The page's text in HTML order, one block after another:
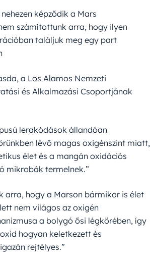
képződik a Mars
számítottunk arra, hogy ilyen
találjuk meg egy part
a Los Alamos Nemzeti
és Alkalmazási Csoportjának
lerakódások állandóan
lévő magas oxigénszint miatt,
élet és a mangán oxidációs
mikrobák termelnek.”
arra, hogy a Marson bármikor is élet
nem világos az oxigén
a bolygó ősi légkörében, így
hogyan keletkezett és
rejtélyes.”